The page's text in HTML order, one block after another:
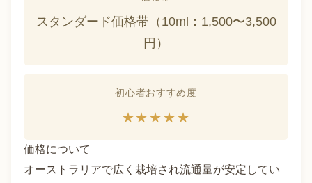
スタンダード価格帯（10ml：1,500〜3,500
円）
初心者おすすめ度
★★★★★
価格について
オーストラリアで広く栽培され流通量が安定してい